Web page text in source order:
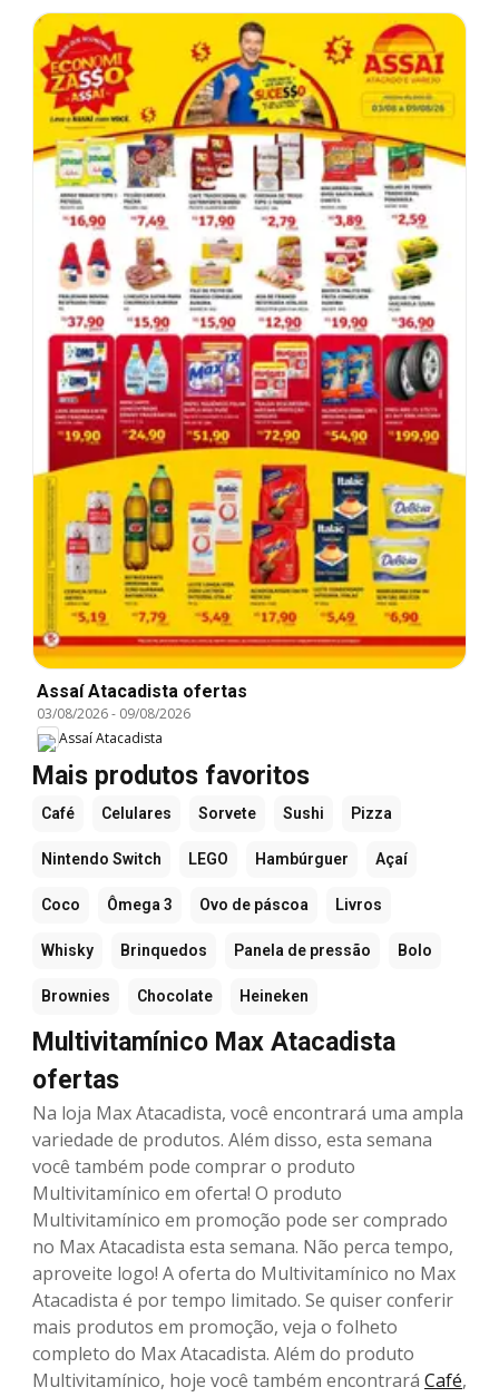
Assaí Atacadista ofertas
03/08/2026- 09/08/2026
Assaí Atacadista
Mais produtos favoritos
Café Celulares Sorvete Sushi Pizza
Nintendo Switch LEGO Hambúrguer Açaí
Coco Ômega 3 Ovo de páscoa Livros
Whisky Brinquedos Panela de pressão Bolo
Brownies Chocolate Heineken
Multivitamínico Max Atacadista
ofertas
Na loja Max Atacadista, você encontrará uma ampla
variedade de produtos. Além disso, esta semana
você também pode comprar o produto
Multivitamínico em oferta! O produto
Multivitamínico em promoção pode ser comprado
no Max Atacadista esta semana. Não perca tempo,
aproveite logo! A oferta do Multivitamínico no Max
Atacadista é por tempo limitado. Se quiser conferir
mais produtos em promoção, veja o folheto
completo do Max Atacadista. Além do produto
Multivitamínico, hoje você também encontrará Café,